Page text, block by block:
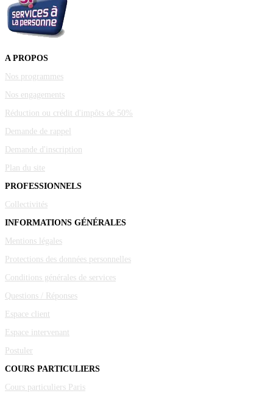
A PROPOS
Nos programmes
Nos engagements
Réduction ou crédit d'impôts de 50%
Demande de rappel
Demande d'inscription
Plan du site
PROFESSIONNELS
Collectivités
INFORMATIONS GÉNÉRALES
Mentions légales
Protections des données personnelles
Conditions générales de services
Questions / Réponses
Espace client
Espace intervenant
Postuler
COURS PARTICULIERS
Cours particuliers Paris